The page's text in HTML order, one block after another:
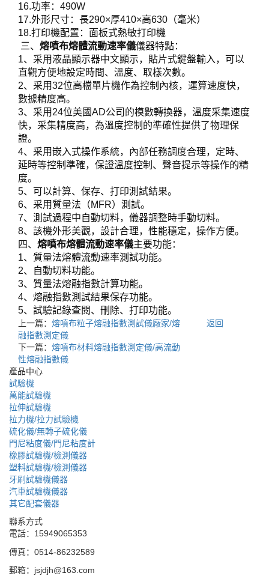
16.功率：490W
17.外形尺寸：長290×厚410×高630（毫米）
18.打印機配置：面板式熱敏打印機
三、 熔噴布熔體流動速率儀儀器特點：
1、采用液晶顯示器中文顯示，貼片式鍵盤輸入，可以
直觀方便地設定時間、溫度、取樣次數。
2、采用32位高檔單片機作為控制內核，運算速度快，
數據精度高。
3、采用24位美國AD公司的模數轉換器，溫度采集速度
快，采集精度高，為溫度控制的準確性提供了物理保
證。
4、采用嵌入式操作系統，內部任務調度合理，定時、
延時等控制準確，保證溫度控制、聲音提示等操作的精
度。
5、可以計算、保存、打印測試結果。
6、采用質量法（MFR）測試。
7、測試過程中自動切料，儀器調整時手動切料。
8、該機外形美觀，設計合理，性能穩定，操作方便。
四、 熔噴布熔體流動速率儀主要功能：
1、質量法熔體流動速率測試功能。
2、自動切料功能。
3、質量法熔融指數計算功能。
4、熔融指數測試結果保存功能。
5、試驗記錄查閱、刪除、打印功能。
上一篇： 熔噴布粒子熔融指數測試儀廠家/熔
融指數測定儀
下一篇： 熔噴布材料熔融指數測定儀/高流動
性熔融指數儀
返回
產品中心
試驗機
萬能試驗機
拉伸試驗機
拉力機/拉力試驗機
硫化儀/無轉子硫化儀
門尼粘度儀/門尼粘度計
橡膠試驗機/檢測儀器
塑料試驗機/檢測儀器
牙刷試驗機儀器
汽車試驗機儀器
其它配套儀器
聯系方式
電話：15949065353
傳真：0514-86232589
郵箱：jsjdjh@163.com